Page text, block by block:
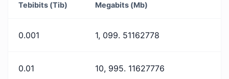
Tebibits (Tib) Megabits (Mb)
0.001 1, 099. 51162778
0.01 10, 995. 11627776